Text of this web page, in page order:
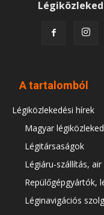
A tartalomból
Légiközlekedési hírek
Magyar
Légitársaságok
Légiáru-szállítás,
Repülőgépgyártók,
Léginavigációs